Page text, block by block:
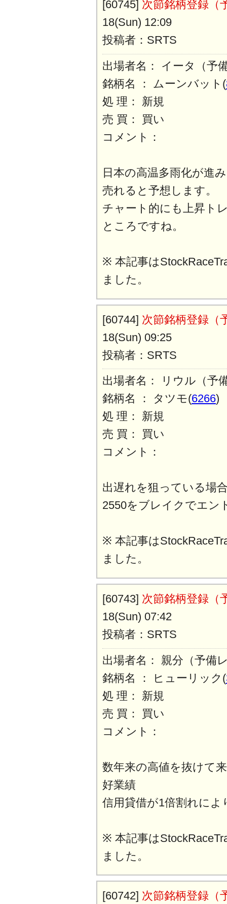
[60745] 次節銘柄登録（
18(Sun) 12:09
投稿者：SRTS
出場者名： イータ（予
銘柄名 ： ムーンバット(
処 理： 新規
売 買： 買い
コメント：
日本の高温多雨化が進
売れると予想します。
チャート的にも上昇ト
ところですね。
※ 本記事は
ました。
[60744] 次節銘柄登録（
18(Sun) 09:25
投稿者：SRTS
出場者名： リウル（予
銘柄名 ： タツモ(6266)
処 理： 新規
売 買： 買い
コメント：
出遅れを狙っている場
2550をブレイクでエン
※ 本記事は
ました。
[60743] 次節銘柄登録（
18(Sun) 07:42
投稿者：SRTS
出場者名： 親分（予備
銘柄名 ： ヒューリック(
処 理： 新規
売 買： 買い
コメント：
数年来の高値を抜けて
好業績
信用貸借が1倍割れに
※ 本記事は
ました。
[60742] 次節銘柄登録（